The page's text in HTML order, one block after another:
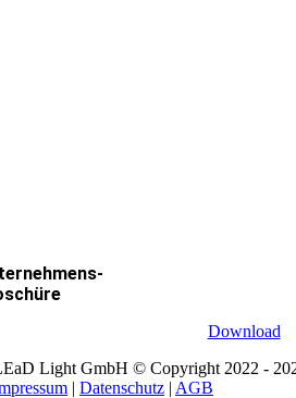
Download
Light GmbH © Copyright 2022 -
| Datenschutz | AGB